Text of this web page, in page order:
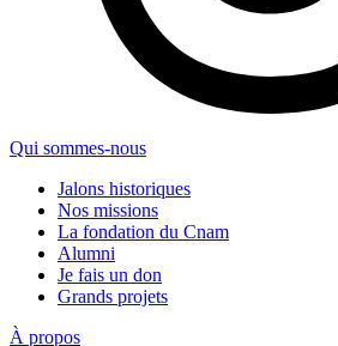
Qui sommes-nous
Jalons historiques
Nos missions
La fondation du Cnam
Alumni
Je fais un don
Grands projets
À propos